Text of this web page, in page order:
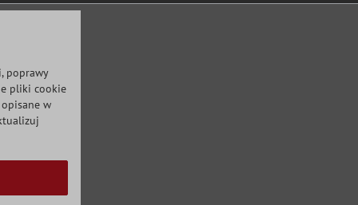
poprawy
pliki cookie
w